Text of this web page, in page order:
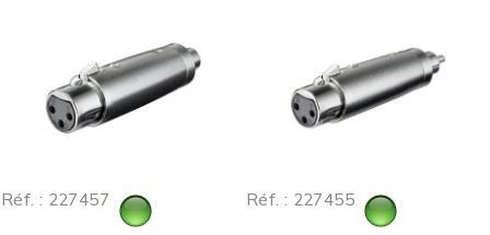
Réf. : 227457 Réf. : 227455